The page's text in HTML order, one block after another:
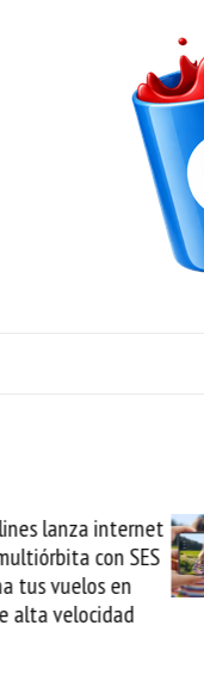
Galaxy Z Fold8 la
plegable y un
fácil de enamorse